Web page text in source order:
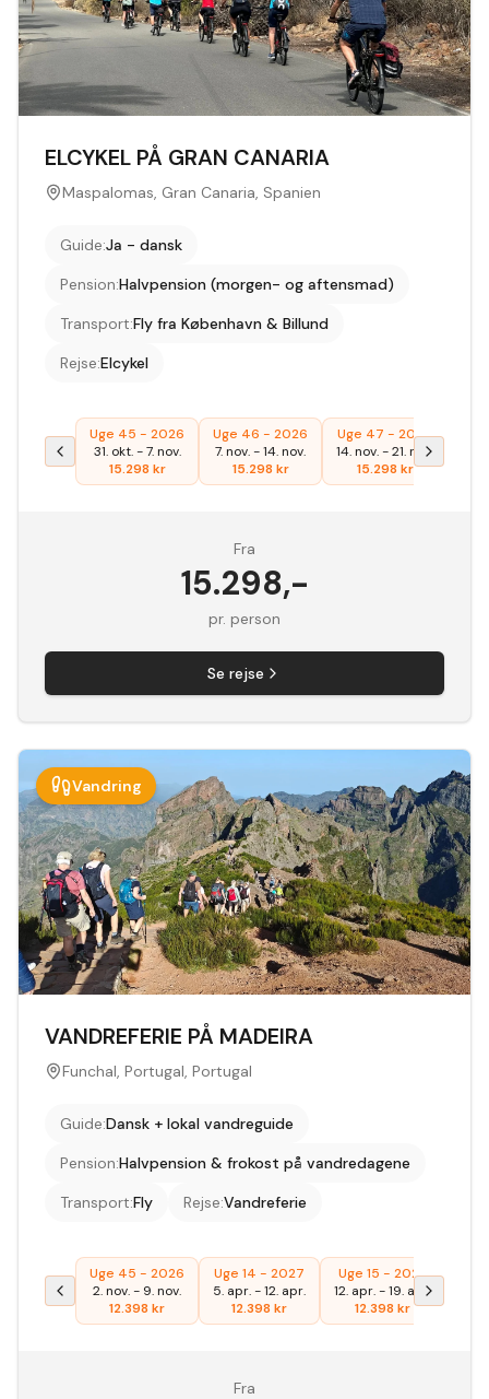
ELCYKEL PÅ GRAN CANARIA
Maspalomas, Gran Canaria, Spanien
Guide:Ja - dansk
Pension:Halvpension (morgen- og aftensmad)
Transport:Fly fra København & Billund
Rejse:Elcykel
Uge 45 - 2026
31. okt.-7. nov.
15.298 kr
Uge 46 - 2026
7. nov.-14. nov.
15.298 kr
Uge 47 - 2026
14. nov.-21. nov.
15.298 kr
Fra
15.298,-
pr. person
Se rejse
Vandring
VANDREFERIE PÅ MADEIRA
Funchal, Portugal, Portugal
Guide:Dansk + lokal vandreguide
Pension:Halvpension & frokost på vandredagene
Transport:Fly Rejse:Vandreferie
Uge 45 - 2026
2. nov.- 9. nov.
12.398 kr
Uge 14 - 2027
5. apr.-12. apr.
12.398 kr
Uge 15 - 2027
12. apr.-19. apr.
12.398 kr
Fra